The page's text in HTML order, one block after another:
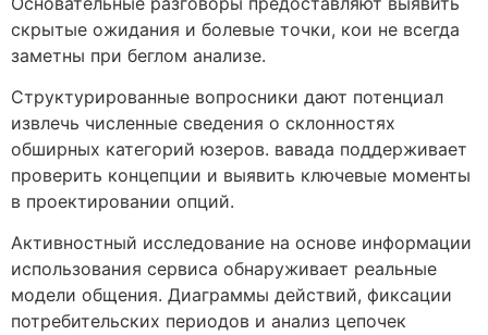
скрытые ожидания и болевые точки, кои не всегда
заметны при беглом анализе.
Структурированные вопросники дают потенциал
извлечь численные сведения о склонностях
обширных категорий юзеров. вавада поддерживает
проверить концепции и выявить ключевые моменты
в проектировании опций.
Активностный исследование на основе информации
использования сервиса обнаруживает реальные
модели общения. Диаграммы действий, фиксации
потребительских периодов и анализ цепочек